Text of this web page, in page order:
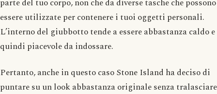
essere utilizzate per contenere i tuoi oggetti personali.
L’interno del giubbotto tende a essere abbastanza caldo e
quindi piacevole da indossare.
Pertanto, anche in questo caso Stone Island ha deciso di
puntare su un look abbastanza originale senza tralasciare